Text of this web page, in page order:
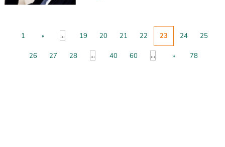
1 « ... 19 20 21 22 23 24 25
26 27 28 ... 40 60 ... » 78